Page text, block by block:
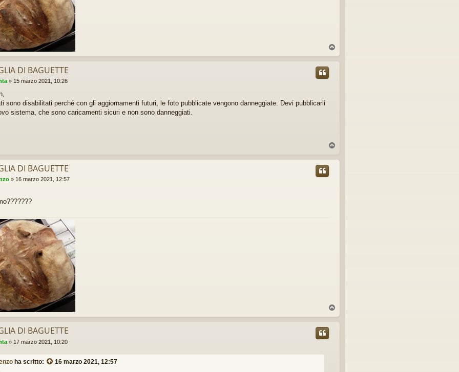
o
p
DI BAGUETTE
» 15 marzo 2021, 10:26
sono disabilitati perché con gli aggiornamenti futuri, le foto pubblicate vengono danneggiate. Devi pubblicarli
sistema, che sono caricamenti sicuri e non sono danneggiati.
p
DI BAGUETTE
» 16 marzo 2021, 12:57
o
p
DI BAGUETTE
» 17 marzo 2021, 10:20
ha scritto:
16 marzo 2021, 12:57